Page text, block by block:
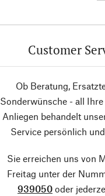
Customer
Ob Beratung,
Sonderwünsche - all
Anliegen behandelt
Service persönlich
Sie erreichen uns von
Freitag unter der
939050 oder